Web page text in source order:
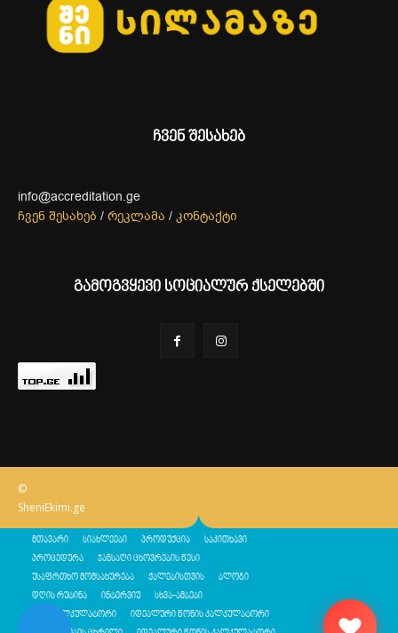
ჩვენ შესახებ
info@accreditation.ge
ჩვენ შესახებ / რეკლამა / კონტაქტი
გამოგვყევი სოციალურ ქსელებში
©
SheniEkimi.ge
მთავარი სიახლეები პროდუქცია საკითხავი
პროცედურა ჯანსაღი ცხოვრების წესი
უსაფრთხო მომსახურება ქალებისთვის ბლოგი
დღის რუტინა ინტერვიუ სხვა-ამბები
შენი კალკულატორი იდეალური წონის კალკულატორი